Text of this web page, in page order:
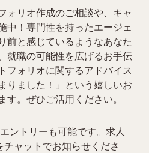
ォリオ作成のご相談や、キャ
中！専門性を持ったエージェ
前と感じているようなあなた
就職の可能性を広げるお手伝
フォリオに関するアドバイス
りました！」という嬉しいお
。ぜひご活用ください。
ントリーも可能です。求人
ャットでお知らせくださ